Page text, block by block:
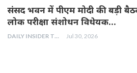
संसद भवन में पीएम मोदी की बड़ी
लोक परीक्षा संशोधन विधेयक…
DAILY INSIDER TEAM Jul 30, 2026